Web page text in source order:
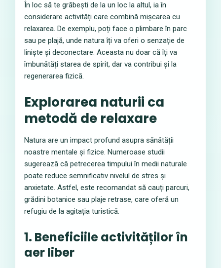
În loc să te grăbești de la un loc la altul, ia în
considerare activități care combină mișcarea cu
relaxarea. De exemplu, poți face o plimbare în parc
sau pe plajă, unde natura îți va oferi o senzație de
liniște și deconectare. Aceasta nu doar că îți va
îmbunătăți starea de spirit, dar va contribui și la
regenerarea fizică.
Explorarea naturii ca
metodă de relaxare
Natura are un impact profund asupra sănătății
noastre mentale și fizice. Numeroase studii
sugerează că petrecerea timpului în medii naturale
poate reduce semnificativ nivelul de stres și
anxietate. Astfel, este recomandat să cauți parcuri,
grădini botanice sau plaje retrase, care oferă un
refugiu de la agitația turistică.
1. Beneficiile activităților în
aer liber